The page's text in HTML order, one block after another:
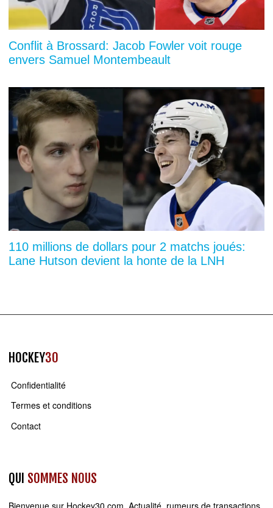
Conflit à Brossard: Jacob Fowler voit rouge
envers Samuel Montembeault
110 millions de dollars pour 2 matchs joués:
Lane Hutson devient la honte de la LNH
HOCKEY30
Confidentialité
Termes et conditions
Contact
QUI SOMMES NOUS
Bienvenue sur Hockey30.com . Actualité, rumeurs de transactions